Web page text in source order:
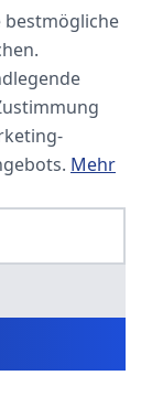
bestmögliche
Mehr